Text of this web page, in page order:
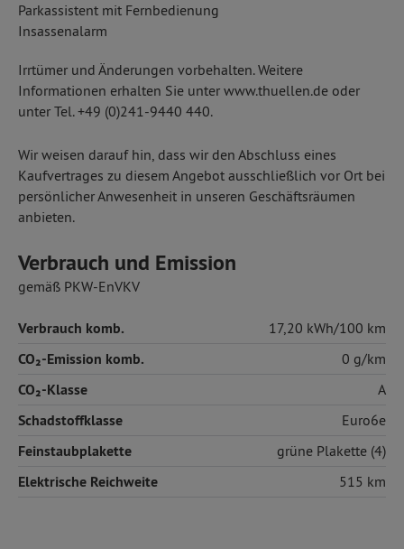
Parkassistent mit Fernbedienung
Insassenalarm
Irrtümer und Änderungen vorbehalten. Weitere
Informationen erhalten Sie unter www.thuellen.de oder
unter Tel. +49 (0)241-9440 440.
Wir weisen darauf hin, dass wir den Abschluss eines
Kaufvertrages zu diesem Angebot ausschließlich vor Ort bei
persönlicher Anwesenheit in unseren Geschäftsräumen
anbieten.
Verbrauch und Emission
gemäß PKW-EnVKV
Verbrauch komb. 17,20 kWh/100 km
CO₂-Emission komb. 0 g/km
CO₂-Klasse A
Schadstoffklasse Euro6e
Feinstaubplakette grüne Plakette (4)
Elektrische Reichweite 515 km